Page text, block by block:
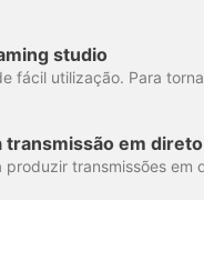
studio
transmissão em direto